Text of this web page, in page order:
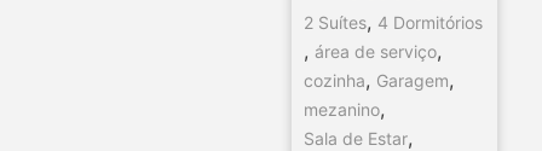
2 Suítes, 4 Dormitórios
, área de serviço,
cozinha, Garagem,
mezanino,
Sala de Estar,